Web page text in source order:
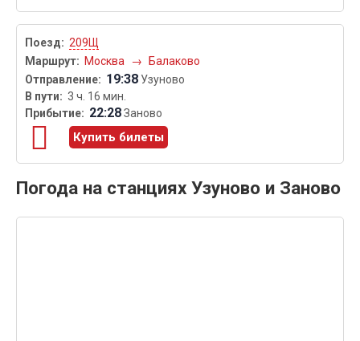
209Щ
Москва
→ Балаково
19:38 Узуново
3 ч. 16 мин.
22:28Заново
Купить билеты
Погода на станциях Узуново и Заново